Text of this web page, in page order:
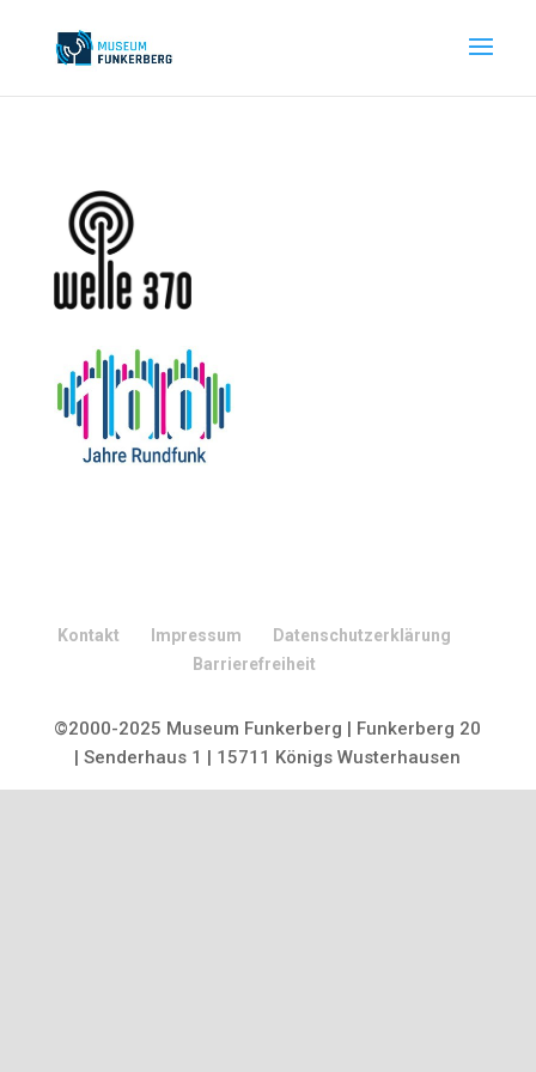
Kontakt Impressum
Datenschutzerklärung
Barrierefreiheit
©2000-2025 Museum Funkerberg | Funkerberg 20
| Senderhaus 1 | 15711 Königs Wusterhausen